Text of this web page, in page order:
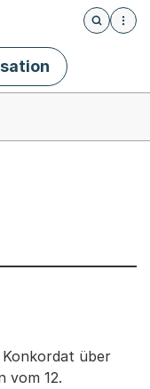
Öffnet
über
vom 12.